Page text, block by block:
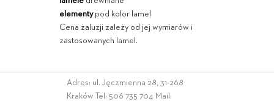
elementypod kolor lamel
Cena żaluzji zależy od jej wymiarów i
zastosowanych lamel.
Adres: ul. Jęczmienna 28, 31-268
Kraków Tel: 506 735 704 Mail: